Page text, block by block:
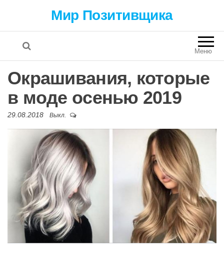
Мир Позитивщика
Меню
Окрашивания, которые
в моде осенью 2019
29.08.2018 Выкл.